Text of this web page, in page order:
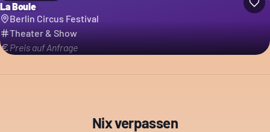
La Boule
Berlin Circus Festival
Theater & Show
Preis auf Anfrage
Nix verpassen